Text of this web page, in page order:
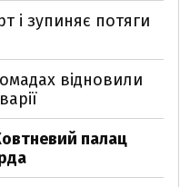
і зупиняє потяги
відновили
палац